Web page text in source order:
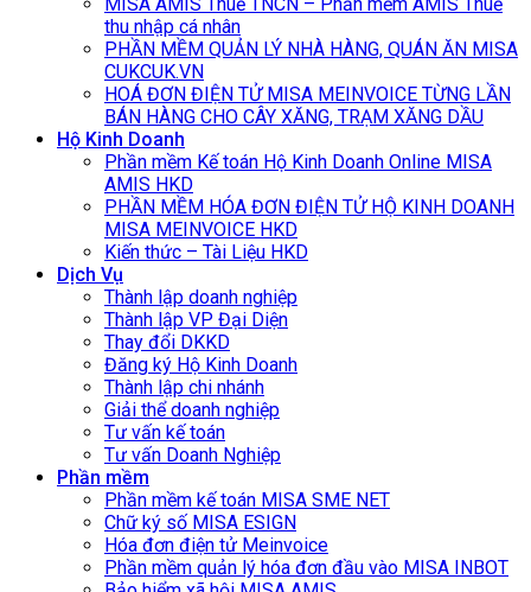
thu nhập cá nhân
PHẦN MỀM QUẢN LÝ NHÀ HÀNG, QUÁN ĂN MISA
CUKCUK.VN
HOÁ ĐƠN ĐIỆN TỬ MISA MEINVOICE TỪNG LẦN
BÁN HÀNG CHO CÂY XĂNG, TRẠM XĂNG DẦU
Hộ Kinh Doanh
Phần mềm Kế toán Hộ Kinh Doanh Online MISA
AMIS HKD
PHẦN MỀM HÓA ĐƠN ĐIỆN TỬ HỘ KINH DOANH
MISA MEINVOICE HKD
Kiến thức – Tài Liệu HKD
Dịch Vụ
Thành lập doanh nghiệp
Thành lập VP Đại Diện
Thay đổi DKKD
Đăng ký Hộ Kinh Doanh
Thành lập chi nhánh
Giải thể doanh nghiệp
Tư vấn kế toán
Tư vấn Doanh Nghiệp
Phần mềm
Phần mềm kế toán MISA SME NET
Chữ ký số MISA ESIGN
Hóa đơn điện tử Meinvoice
Phần mềm quản lý hóa đơn đầu vào MISA INBOT